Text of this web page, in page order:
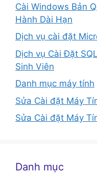
Cài Windows Bản
Hành Dài Hạn
Dịch vụ cài đặt
Dịch vụ Cài Đặt
Sinh Viên
Danh mục máy tính
Sửa Cài đặt Máy
Sửa Cài đặt Máy
Danh mục